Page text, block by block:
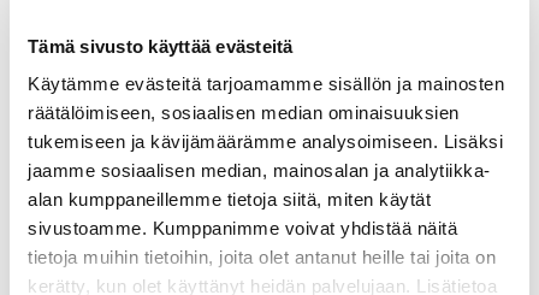
Tämä sivusto käyttää evästeitä
Käytämme evästeitä tarjoamamme sisällön ja mainosten
räätälöimiseen, sosiaalisen median ominaisuuksien
tukemiseen ja kävijämäärämme analysoimiseen. Lisäksi
jaamme sosiaalisen median, mainosalan ja analytiikka-
alan kumppaneillemme tietoja siitä, miten käytät
sivustoamme. Kumppanimme voivat yhdistää näitä
tietoja muihin tietoihin, joita olet antanut heille tai joita on
kerätty, kun olet käyttänyt heidän palvelujaan. Lisätietoa
Kääpiöauringonkukka
Teddy Bear
2,95€ Sisältää arvonlisäveron
Kiinanasteri Fan
sekoitus (noin 100 s.)
3,90€ Sisältää arvonlisäveron